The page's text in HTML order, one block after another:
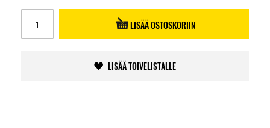
LISÄÄ OSTOSKORIIN
LISÄÄ TOIVELISTALLE